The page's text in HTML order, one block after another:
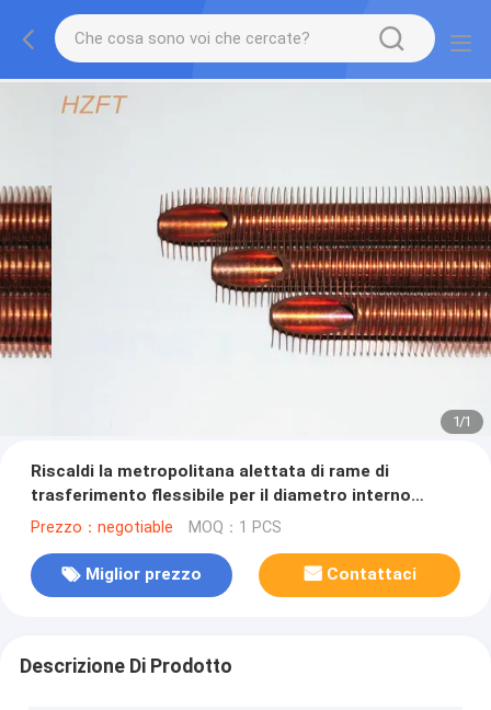
1/1
Riscaldi la metropolitana alettata di rame di
trasferimento flessibile per il diametro interno
coassiale degli evaporatori 10.2mm
Prezzo：negotiable MOQ：1 PCS
Miglior prezzo Contattaci
Descrizione Di Prodotto